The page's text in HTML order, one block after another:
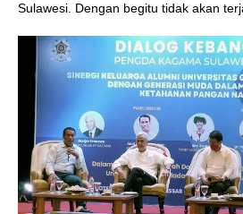
Sulawesi. Dengan begitu tidak akan